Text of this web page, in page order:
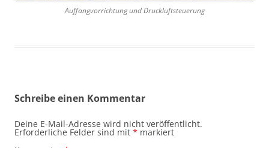
Auffangvorrichtung und Druckluftsteuerung
Schreibe einen Kommentar
Deine E-Mail-Adresse wird nicht veröffentlicht.
Erforderliche Felder sind mit * markiert